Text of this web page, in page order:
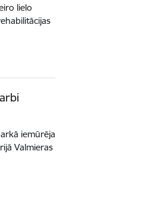
lielo
iemūrēja
Valmieras